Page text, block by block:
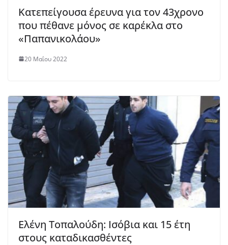
Κατεπείγουσα έρευνα για τον 43χρονο
που πέθανε μόνος σε καρέκλα στο
«Παπανικολάου»
20 Μαΐου 2022
Ελένη Τοπαλούδη: Ισόβια και 15 έτη
στους καταδικασθέντες